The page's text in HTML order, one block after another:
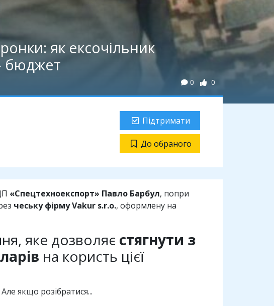
як ексочільник
бюджет
0 0
Підтримати
До обраного
«Спецтехноекспорт» Павло Барбул, попри
чеську фірму Vakur s.r.o., оформлену на
яке дозволяє стягнути з
на користь цієї
якщо розібратися...